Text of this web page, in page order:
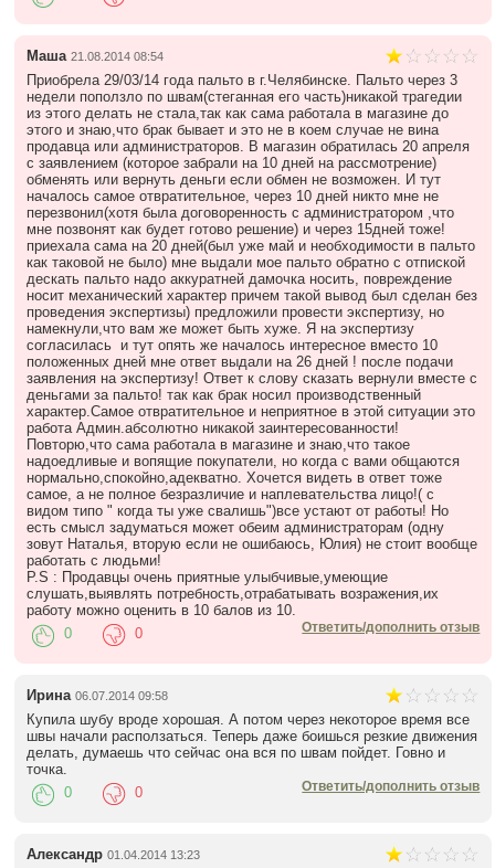
Маша 21.08.2014 08:54
Приобрела 29/03/14 года пальто в г.Челябинске. Пальто через 3
недели поползло по швам(стеганная его часть)никакой трагедии
из этого делать не стала,так как сама работала в магазине до
этого и знаю,что брак бывает и это не в коем случае не вина
продавца или администраторов. В магазин обратилась 20 апреля
с заявлением (которое забрали на 10 дней на рассмотрение)
обменять или вернуть деньги если обмен не возможен. И тут
началось самое отвратительное, через 10 дней никто мне не
перезвонил(хотя была договоренность с администратором ,что
мне позвонят как будет готово решение) и через 15дней тоже!
приехала сама на 20 дней(был уже май и необходимости в пальто
как таковой не было) мне выдали мое пальто обратно с отпиской
дескать пальто надо аккуратней дамочка носить, повреждение
носит механический характер причем такой вывод был сделан без
проведения экспертизы) предложили провести экспертизу, но
намекнули,что вам же может быть хуже. Я на экспертизу
согласилась и тут опять же началось интересное вместо 10
положенных дней мне ответ выдали на 26 дней ! после подачи
заявления на экспертизу! Ответ к слову сказать вернули вместе с
деньгами за пальто! так как брак носил производственный
характер.Самое отвратительное и неприятное в этой ситуации это
работа Админ.абсолютно никакой заинтересованности!
Повторю,что сама работала в магазине и знаю,что такое
надоедливые и вопящие покупатели, но когда с вами общаются
нормально,спокойно,адекватно. Хочется видеть в ответ тоже
самое, а не полное безразличие и наплевательства лицо!( с
видом типо " когда ты уже свалишь")все устают от работы! Но
есть смысл задуматься может обеим администраторам (одну
зовут Наталья, вторую если не ошибаюсь, Юлия) не стоит вообще
работать с людьми!
Р.S : Продавцы очень приятные улыбчивые,умеющие
слушать,выявлять потребность,отрабатывать возражения,их
работу можно оценить в 10 балов из 10.
Ответить/дополнить отзыв
0 0
Ирина 06.07.2014 09:58
Купила шубу вроде хорошая. А потом через некоторое время все
швы начали расползаться. Теперь даже боишься резкие движения
делать, думаешь что сейчас она вся по швам пойдет. Говно и
точка.
Ответить/дополнить отзыв
0 0
Александр 01.04.2014 13:23